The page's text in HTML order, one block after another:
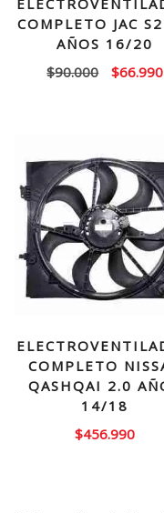
COMPLETO JAC
AÑOS 16/20
$90.000
El
$66.990El
COMPLETO
QASHQAI 2.0
14/18
$456.990